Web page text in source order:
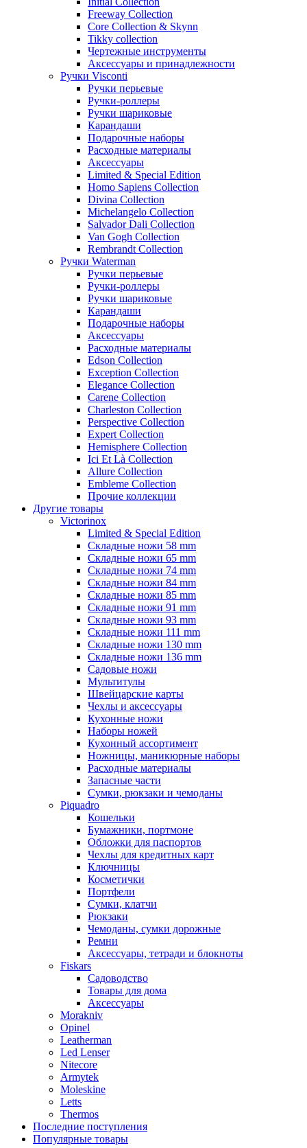
Freeway Collection
Core Collection & Skynn
Tikky collection
Чертежные инструменты
Аксессуары и принадлежности
Ручки Visconti
Ручки перьевые
Ручки-роллеры
Ручки шариковые
Карандаши
Подарочные наборы
Расходные материалы
Аксессуары
Limited & Special Edition
Homo Sapiens Collection
Divina Collection
Michelangelo Collection
Salvador Dali Collection
Van Gogh Collection
Rembrandt Collection
Ручки Waterman
Ручки перьевые
Ручки-роллеры
Ручки шариковые
Карандаши
Подарочные наборы
Аксессуары
Расходные материалы
Edson Collection
Exception Collection
Elegance Collection
Carene Collection
Charleston Collection
Perspective Collection
Expert Collection
Hemisphere Collection
Ici Et Là Collection
Allure Collection
Embleme Collection
Прочие коллекции
Другие товары
Victorinox
Limited & Special Edition
Складные ножи 58 mm
Складные ножи 65 mm
Складные ножи 74 mm
Складные ножи 84 mm
Складные ножи 85 mm
Складные ножи 91 mm
Складные ножи 93 mm
Складные ножи 111 mm
Складные ножи 130 mm
Складные ножи 136 mm
Садовые ножи
Мультитулы
Швейцарские карты
Чехлы и аксессуары
Кухонные ножи
Наборы ножей
Кухонный ассортимент
Ножницы, маникюрные наборы
Расходные материалы
Запасные части
Сумки, рюкзаки и чемоданы
Piquadro
Кошельки
Бумажники, портмоне
Обложки для паспортов
Чехлы для кредитных карт
Ключницы
Косметички
Портфели
Сумки, клатчи
Рюкзаки
Чемоданы, сумки дорожные
Ремни
Аксессуары, тетради и блокноты
Fiskars
Садоводство
Товары для дома
Аксессуары
Morakniv
Opinel
Leatherman
Led Lenser
Nitecore
Armytek
Moleskine
Letts
Thermos
Последние поступления
Популярные товары